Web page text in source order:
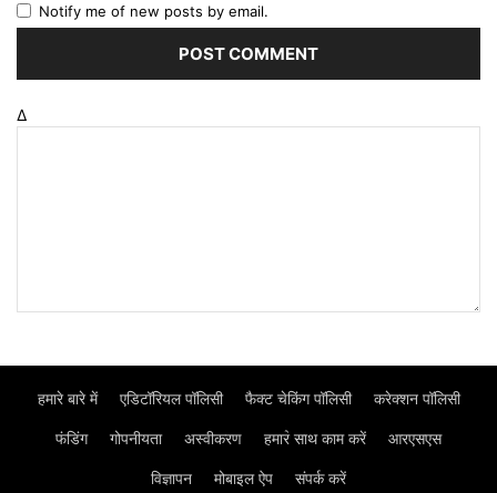
Notify me of new posts by email.
Δ
हमारे बारे में एडिटॉरियल पॉलिसी फैक्ट चेकिंग पॉलिसी करेक्शन पॉलिसी
फंडिंग गोपनीयता अस्वीकरण हमार॓ साथ काम करें आरएसएस
विज्ञापन मोबाइल ऐप संपर्क करें